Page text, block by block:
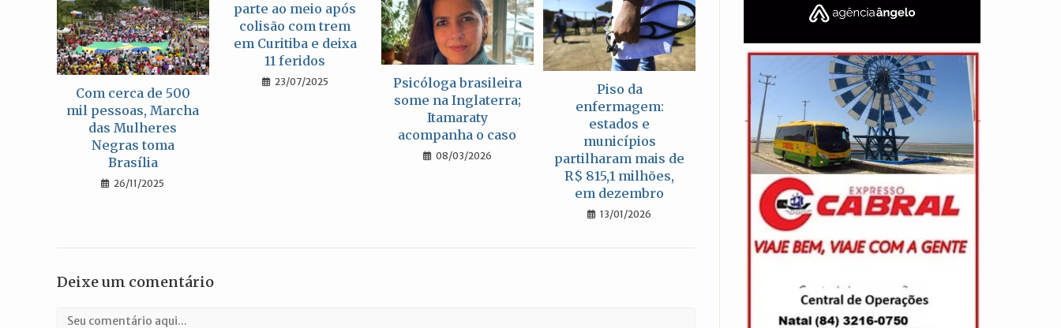
Com cerca de 500
mil pessoas, Marcha
das Mulheres
Negras toma
Brasília
26/11/2025
parte ao meio após
colisão com trem
em Curitiba e deixa
11 feridos
23/07/2025
Psicóloga brasileira
some na Inglaterra;
Itamaraty
acompanha o caso
08/03/2026
Piso da
enfermagem:
estados e
municípios
partilharam mais de
R$ 815,1 milhões,
em dezembro
13/01/2026
Deixe um comentário
Comentário